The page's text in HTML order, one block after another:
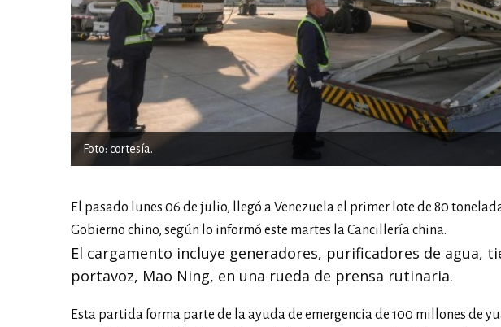
Foto: cortesía.
El pasado lunes 06 de julio, llegó a Venezuela el primer lote de 80
Gobierno chino, según lo informó este martes la Cancillería china.
El cargamento incluye generadores, purificadores de agua,
portavoz, Mao Ning, en una rueda de prensa rutinaria.
Esta partida forma parte de la ayuda de emergencia de 100 millones de